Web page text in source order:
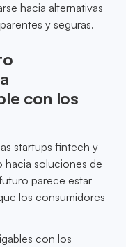
hacia alternativas
y seguras.
con los
startups fintech y
hacia soluciones de
parece estar
los consumidores
con los